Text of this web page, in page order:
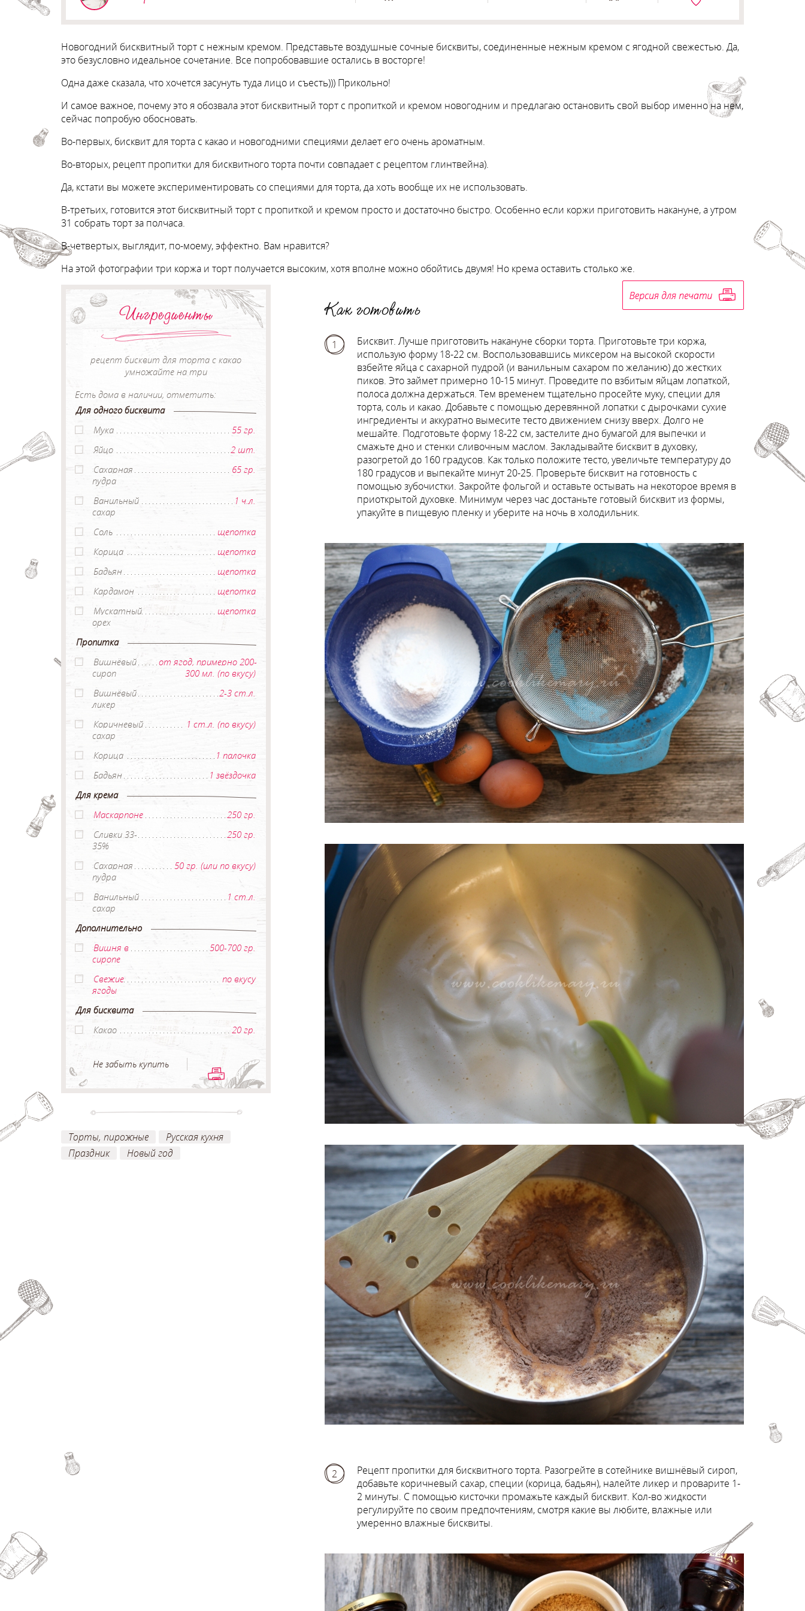
Новогодний бисквитный торт с нежным кремом. Представьте воздушные сочные бисквиты, соединенные нежным кремом с ягодной свежестью. Да,
это безусловно идеальное сочетание. Все попробовавшие остались в восторге!
Одна даже сказала, что хочется засунуть туда лицо и съесть))) Прикольно!
И самое важное, почему это я обозвала этот бисквитный торт с пропиткой и кремом новогодним и предлагаю остановить свой выбор именно на нем,
сейчас попробую обосновать.
Во-первых, бисквит для торта с какао и новогодними специями делает его очень ароматным.
Во-вторых, рецепт пропитки для бисквитного торта почти совпадает с рецептом глинтвейна).
Да, кстати вы можете экспериментировать со специями для торта, да хоть вообще их не использовать.
В-третьих, готовится этот бисквитный торт с пропиткой и кремом просто и достаточно быстро. Особенно если коржи приготовить накануне, а утром
31 собрать торт за полчаса.
В-четвертых, выглядит, по-моему, эффектно. Вам нравится?
На этой фотографии три коржа и торт получается высоким, хотя вполне можно обойтись двумя! Но крема оставить столько же.
Ингредиенты
рецепт бисквит для торта с какао
умножайте на три
Есть дома в наличии, отметить:
Для одного бисквита
Мука
55 гр.
Яйцо
2 шт.
Сахарная
пудра
65 гр.
Ванильный
сахар
1 ч.л.
Соль
щепотка
Корица
щепотка
Бадьян
щепотка
Кардамон
щепотка
Мускатный
орех
щепотка
Пропитка
Вишнёвый
сироп
от ягод, примерно 200-
300 мл. (по вкусу)
Вишнёвый
ликер
2-3 ст.л.
Коричневый
сахар
1 ст.л. (по вкусу)
Корица
1 палочка
Бадьян
1 звёздочка
Для крема
Маскарпоне
250 гр.
Сливки 33-
35%
250 гр.
Сахарная
пудра
50 гр. (или по вкусу)
Ванильный
сахар
1 ст.л.
Дополнительно
Вишня в
сиропе
500-700 гр.
Свежие
ягоды
по вкусу
Для бисквита
Какао
20 гр.
Не забыть купить
Торты, пирожные
Русская кухня
Праздник
Новый год
Как готовить
1
Бисквит. Лучше приготовить накануне сборки торта. Приготовьте три коржа,
использую форму 18-22 см. Воспользовавшись миксером на высокой скорости
взбейте яйца с сахарной пудрой (и ванильным сахаром по желанию) до жестких
пиков. Это займет примерно 10-15 минут. Проведите по взбитым яйцам лопаткой,
полоса должна держаться. Тем временем тщательно просейте муку, специи для
торта, соль и какао. Добавьте с помощью деревянной лопатки с дырочками сухие
ингредиенты и аккуратно вымесите тесто движением снизу вверх. Долго не
мешайте. Подготовьте форму 18-22 см, застелите дно бумагой для выпечки и
смажьте дно и стенки сливочным маслом. Закладывайте бисквит в духовку,
разогретой до 160 градусов. Как только положите тесто, увеличьте температуру до
180 градусов и выпекайте минут 20-25. Проверьте бисквит на готовность с
помощью зубочистки. Закройте фольгой и оставьте остывать на некоторое время в
приоткрытой духовке. Минимум через час достаньте готовый бисквит из формы,
упакуйте в пищевую пленку и уберите на ночь в холодильник.
2
Рецепт пропитки для бисквитного торта. Разогрейте в сотейнике вишнёвый сироп,
добавьте коричневый сахар, специи (корица, бадьян), налейте ликер и проварите 1-
2 минуты. С помощью кисточки промажьте каждый бисквит. Кол-во жидкости
регулируйте по своим предпочтениям, смотря какие вы любите, влажные или
умеренно влажные бисквиты.